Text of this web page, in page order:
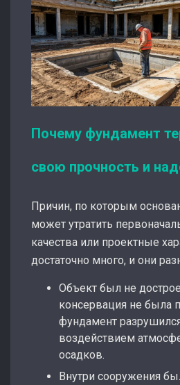
Почему фундамент
свою прочность и
Причин, по которым
может утратить
качества или проектные
достаточно много, и они
Объект был не
консервация не была
фундамент
воздействием
осадков.
Внутри сооружения